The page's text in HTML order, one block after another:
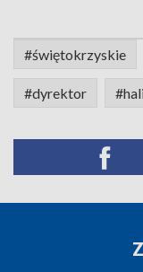
#świętokrzyskie
#dyrektor